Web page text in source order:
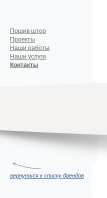
Пошив штор
Проекты
Наши работы
Наши услуги
Контакты
вернуться к списку брендов